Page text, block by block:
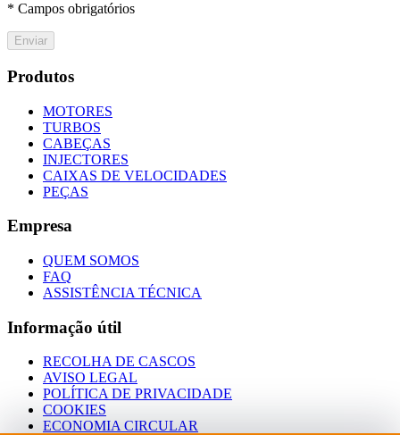
* Campos obrigatórios
Enviar
Produtos
MOTORES
TURBOS
CABEÇAS
INJECTORES
CAIXAS DE VELOCIDADES
PEÇAS
Empresa
QUEM SOMOS
FAQ
ASSISTÊNCIA TÉCNICA
Informação útil
RECOLHA DE CASCOS
AVISO LEGAL
POLÍTICA DE PRIVACIDADE
COOKIES
ECONOMIA CIRCULAR